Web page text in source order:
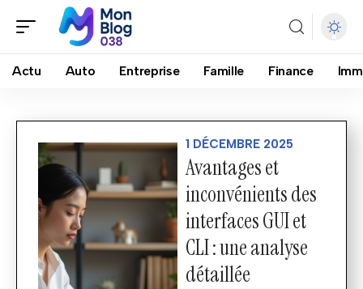
Actu Auto Entreprise Famille Finance
1 DÉCEMBRE 2025
Avantages et
inconvénients des
interfaces GUI et
CLI : une analyse
détaillée